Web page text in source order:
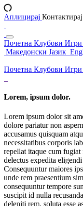
Аплицирај
Почетна Клубови Игри
Македонски Јазик
Почетна Клубови Игри
Lorem, ipsum dolor.
Lorem ipsum dolor sit
dolore pariatur non
accusamus quisquam
necessitatibus corporis
repellat itaque cum fugiat
delectus expedita
Consequuntur maiores
unde rem praesentium
consequuntur tempore
suscipit id nulla
deleniti rem, soluta esse